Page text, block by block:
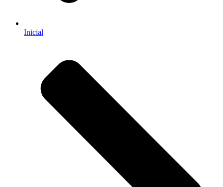
Inicial